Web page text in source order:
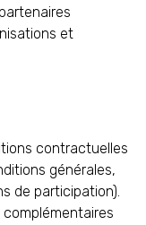
et
contractuelles
générales,
de participation).